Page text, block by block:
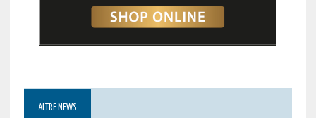
ALTRE NEWS